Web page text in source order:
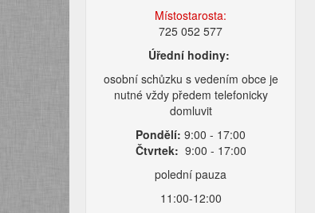
Místostarosta:
725 052 577
Úřední hodiny:
osobní schůzku s vedením obce je
nutné vždy předem telefonicky
domluvit
Pondělí: 9:00 - 17:00
Čtvrtek: 9:00 - 17:00
polední pauza
11:00-12:00